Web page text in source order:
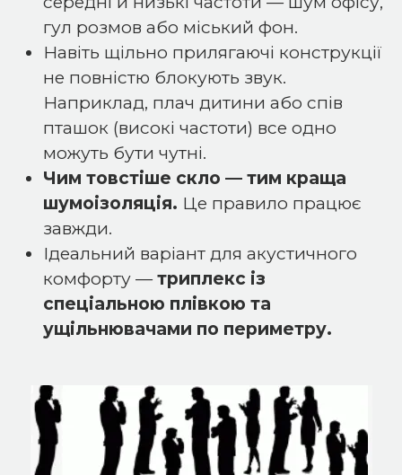
гул розмов або міський фон.
Навіть щільно прилягаючі конструкції
не повністю блокують звук.
Наприклад, плач дитини або спів
пташок (високі частоти) все одно
можуть бути чутні.
Чим товстіше скло — тим краща
шумоізоляція. Це правило працює
завжди.
Ідеальний варіант для акустичного
комфорту — триплекс із
спеціальною плівкою та
ущільнювачами по периметру.